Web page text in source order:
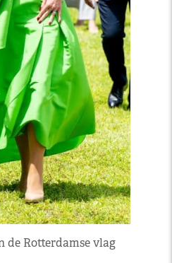
de Rotterdamse vlag